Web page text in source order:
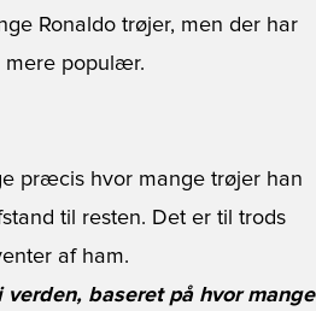
Ronaldo trøjer, men der har
populær.
præcis hvor mange trøjer han
til resten. Det er til trods
af ham.
baseret på hvor mange